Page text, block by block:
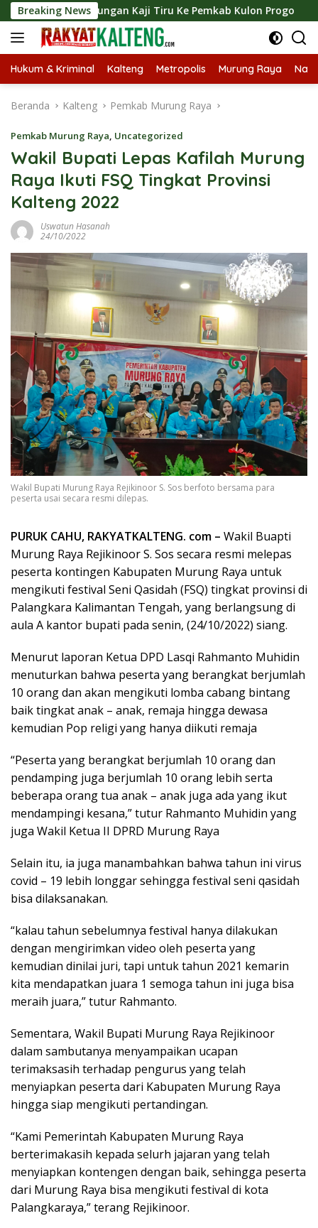
Langsung
ke
konten
Breaking NewsKaji Tiru Ke Pemkab Kulon Progo
Hukum & Kriminal Kalteng Metropolis Murung Raya
Beranda Kalteng Pemkab Murung Raya
Pemkab Murung Raya, Uncategorized
Wakil Bupati Lepas Kafilah Murung
Raya Ikuti FSQ Tingkat Provinsi
Kalteng 2022
Uswatun Hasanah
24/10/2022
Wakil Bupati Murung Raya Rejikinoor S. Sos berfoto bersama para
peserta usai secara resmi dilepas.
PURUK CAHU, RAKYATKALTENG. com – Wakil Buapti
Murung Raya Rejikinoor S. Sos secara resmi melepas
peserta kontingen Kabupaten Murung Raya untuk
mengikuti festival Seni Qasidah (FSQ) tingkat provinsi di
Palangkara Kalimantan Tengah, yang berlangsung di
aula A kantor bupati pada senin, (24/10/2022) siang.
Menurut laporan Ketua DPD Lasqi Rahmanto Muhidin
menuturkan bahwa peserta yang berangkat berjumlah
10 orang dan akan mengikuti lomba cabang bintang
baik tingkat anak – anak, remaja hingga dewasa
kemudian Pop religi yang hanya diikuti remaja
“Peserta yang berangkat berjumlah 10 orang dan
pendamping juga berjumlah 10 orang lebih serta
beberapa orang tua anak – anak juga ada yang ikut
mendampingi kesana,” tutur Rahmanto Muhidin yang
juga Wakil Ketua II DPRD Murung Raya
Selain itu, ia juga manambahkan bahwa tahun ini virus
covid – 19 lebih longgar sehingga festival seni qasidah
bisa dilaksanakan.
“kalau tahun sebelumnya festival hanya dilakukan
dengan mengirimkan video oleh peserta yang
kemudian dinilai juri, tapi untuk tahun 2021 kemarin
kita mendapatkan juara 1 semoga tahun ini juga bisa
meraih juara,” tutur Rahmanto.
Sementara, Wakil Bupati Murung Raya Rejikinoor
dalam sambutanya menyampaikan ucapan
terimaksasih terhadap pengurus yang telah
menyiapkan peserta dari Kabupaten Murung Raya
hingga siap mengikuti pertandingan.
“Kami Pemerintah Kabupaten Murung Raya
berterimakasih kepada selurh jajaran yang telah
menyiapkan kontengen dengan baik, sehingga peserta
dari Murung Raya bisa mengikuti festival di kota
Palangkaraya,” terang Rejikinoor.